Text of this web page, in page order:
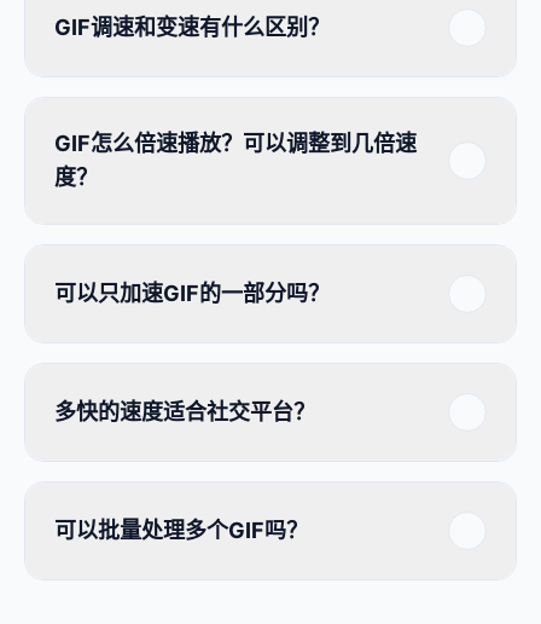
GIF调速和变速有什么区别？
GIF怎么倍速播放？可以调整到几倍速
度？
可以只加速GIF的一部分吗？
多快的速度适合社交平台？
可以批量处理多个GIF吗？